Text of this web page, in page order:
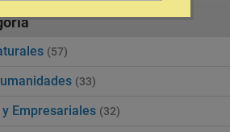
(57)
(33)
Empresariales (32)